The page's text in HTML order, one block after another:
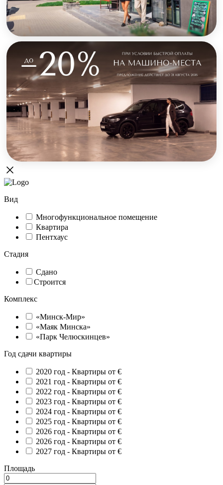
Вид
Многофункциональное помещение
Квартира
Пентхаус
Стадия
Сдано
Строится
Комплекс
«Минск-Мир»
«Маяк Минска»
«Парк Челюскинцев»
Год сдачи квартиры
2020 год - Квартиры от €
2021 год - Квартиры от €
2022 год - Квартиры от €
2023 год - Квартиры от €
2024 год - Квартиры от €
2025 год - Квартиры от €
2026 год - Квартиры от €
2026 год - Квартиры от €
2027 год - Квартиры от €
Площадь